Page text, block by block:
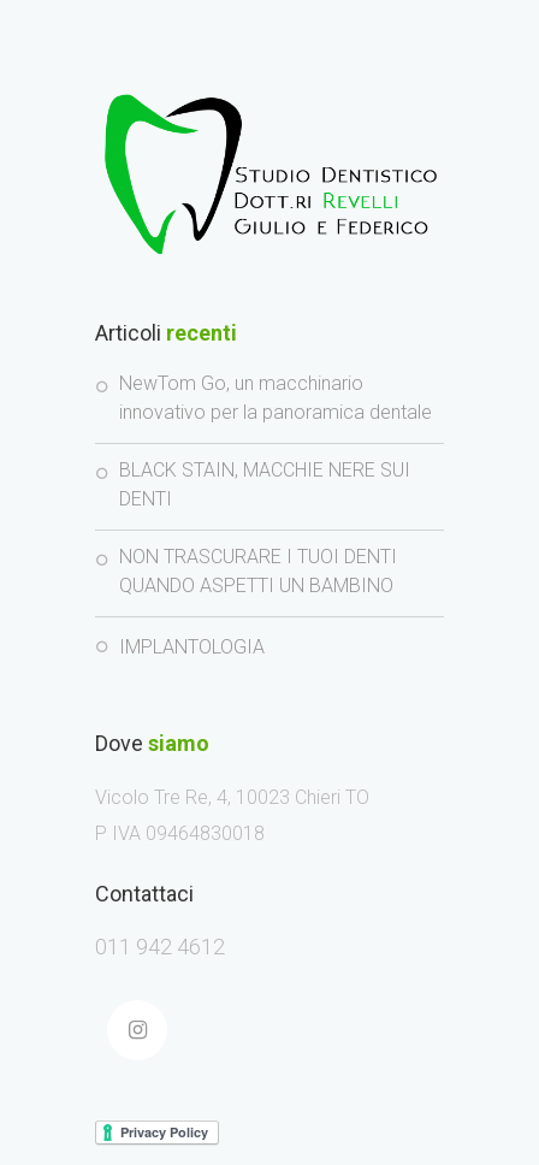
Articoli recenti
NewTom Go, un macchinario
innovativo per la panoramica dentale
BLACK STAIN, MACCHIE NERE SUI
DENTI
NON TRASCURARE I TUOI DENTI
QUANDO ASPETTI UN BAMBINO
IMPLANTOLOGIA
Dove siamo
Vicolo Tre Re, 4, 10023 Chieri TO
P IVA 09464830018
Contattaci
011 942 4612